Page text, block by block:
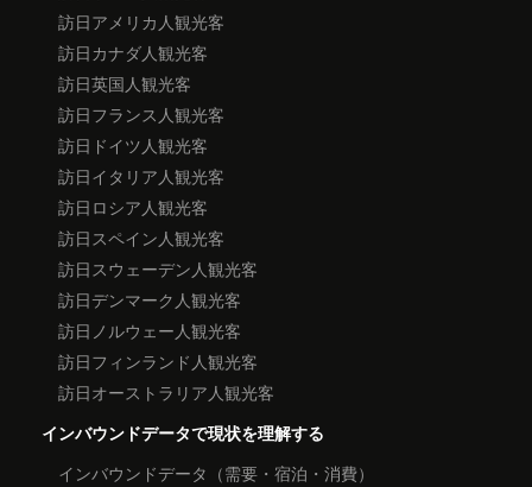
訪日アメリカ人観光客
訪日カナダ人観光客
訪日英国人観光客
訪日フランス人観光客
訪日ドイツ人観光客
訪日イタリア人観光客
訪日ロシア人観光客
訪日スペイン人観光客
訪日スウェーデン人観光客
訪日デンマーク人観光客
訪日ノルウェー人観光客
訪日フィンランド人観光客
訪日オーストラリア人観光客
インバウンドデータで現状を理解する
インバウンドデータ（需要・宿泊・消費）